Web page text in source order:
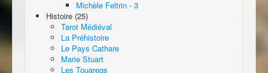
Michèle Feltrin - 3
Histoire (25)
Tarot Médiéval
La Préhistoire
Le Pays Cathare
Marie Stuart
Les Touaregs